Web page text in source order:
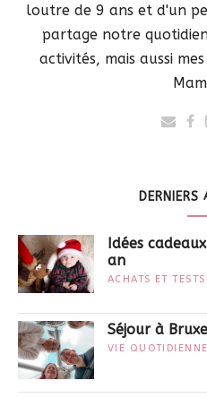
loutre de 9 ans et d'un
partage notre
activités, mais aussi
DERNIERS
Idées
an
ACHATS ET TESTS
Séjour à
VIE QUOTIDIENNE